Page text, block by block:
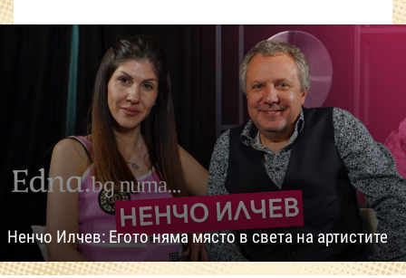
Ненчо Илчев: Егото няма място в света на артистите